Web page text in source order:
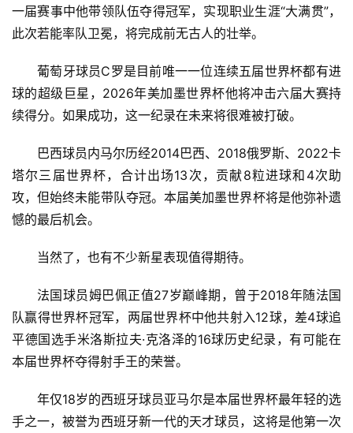
费
生
科
技
经
教
汽
车
能
一届赛事中他带领队伍夺得冠军，实现职业生涯“大满贯”，
此次若能率队卫冕，将完成前无古人的壮举。
葡萄牙球员C罗是目前唯一一位连续五届世界杯都有进
球的超级巨星，2026年美加墨世界杯他将冲击六届大赛持
续得分。如果成功，这一纪录在未来将很难被打破。
巴西球员内马尔历经2014巴西、2018俄罗斯、2022卡
塔尔三届世界杯，合计出场13次，贡献8粒进球和4次助
攻，但始终未能带队夺冠。本届美加墨世界杯将是他弥补遗
憾的最后机会。
当然了，也有不少新星表现值得期待。
法国球员姆巴佩正值27岁巅峰期，曾于2018年随法国
队赢得世界杯冠军，两届世界杯中他共射入12球，差4球追
平德国选手米洛斯拉夫·克洛泽的16球历史纪录，有可能在
本届世界杯夺得射手王的荣誉。
年仅18岁的西班牙球员亚马尔是本届世界杯最年轻的选
手之一，被誉为西班牙新一代的天才球员，这将是他第一次